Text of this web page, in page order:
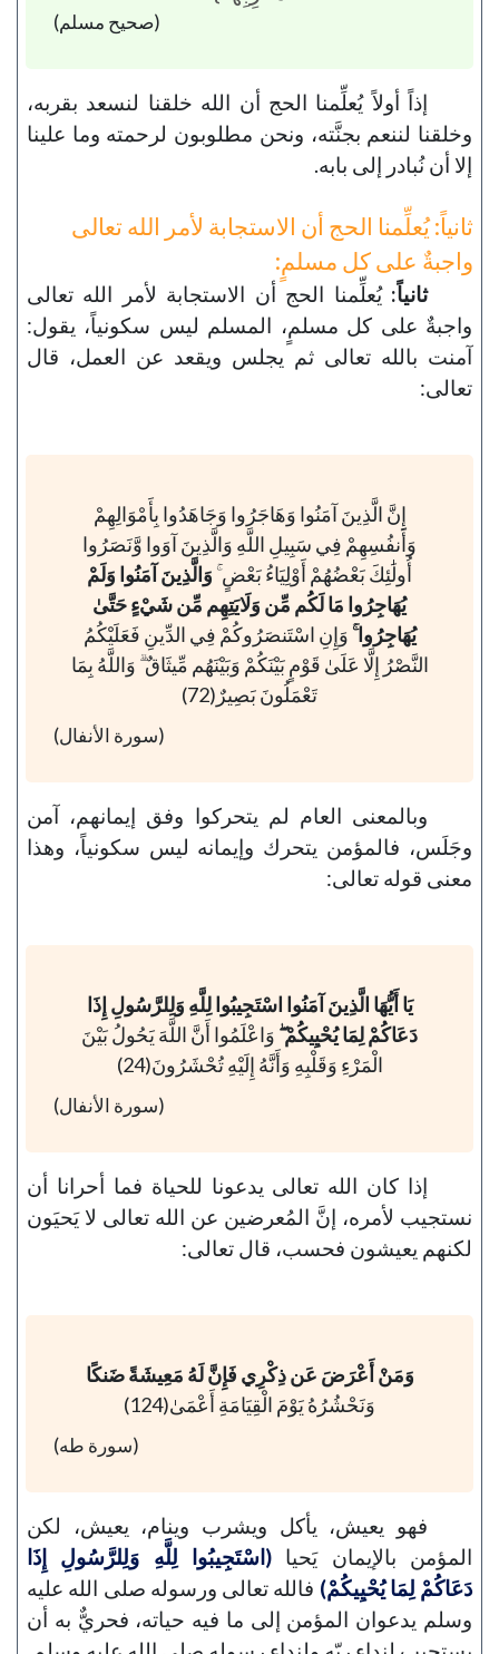
(صحيح مسلم)
إذاً أولاً يُعلِّمنا الحج أن الله خلقنا لنسعد بقربه،
وخلقنا لننعم بجنَّته، ونحن مطلوبون لرحمته وما علينا
إلا أن نُبادر إلى بابه.
ثانياً: يُعلِّمنا الحج أن الاستجابة لأمر الله تعالى
واجبةٌ على كل مسلمٍ:
ثانياً:يُعلِّمنا الحج أن الاستجابة لأمر الله تعالى
واجبةٌ على كل مسلمٍ، المسلم ليس سكونياً، يقول:
آمنت بالله تعالى ثم يجلس ويقعد عن العمل، قال
تعالى:
إِنَّ الَّذِينَ آمَنُوا وَهَاجَرُوا وَجَاهَدُوا بِأَمْوَالِهِمْ
وَأَنفُسِهِمْ فِي سَبِيلِ اللَّهِ وَالَّذِينَ آوَوا وَّنَصَرُوا
أُولَٰئِكَ بَعْضُهُمْ أَوْلِيَاءُ بَعْضٍ ۚ وَالَّذِينَ آمَنُوا وَلَمْ
يُهَاجِرُوا مَا لَكُم مِّن وَلَايَتِهِم مِّن شَيْءٍ حَتَّىٰ
يُهَاجِرُوا ۚ وَإِنِ اسْتَنصَرُوكُمْ فِي الدِّينِ فَعَلَيْكُمُ
النَّصْرُ إِلَّا عَلَىٰ قَوْمٍ بَيْنَكُمْ وَبَيْنَهُم مِّيثَاقٌ ۗ وَاللَّهُ بِمَا
تَعْمَلُونَ بَصِيرٌ(72)
(سورة الأنفال)
وبالمعنى العام لم يتحركوا وفق إيمانهم، آمن
وجَلَس، فالمؤمن يتحرك وإيمانه ليس سكونياً، وهذا
معنى قوله تعالى:
يَا أَيُّهَا الَّذِينَ آمَنُوا اسْتَجِيبُوا لِلَّهِ وَلِلرَّسُولِ إِذَا
دَعَاكُمْ لِمَا يُحْيِيكُمْ ۖ وَاعْلَمُوا أَنَّ اللَّهَ يَحُولُ بَيْنَ
الْمَرْءِ وَقَلْبِهِ وَأَنَّهُ إِلَيْهِ تُحْشَرُونَ(24)
(سورة الأنفال)
إذا كان الله تعالى يدعونا للحياة فما أحرانا أن
نستجيب لأمره، إنَّ المُعرضين عن الله تعالى لا يَحيَون
لكنهم يعيشون فحسب، قال تعالى:
وَمَنْ أَعْرَضَ عَن ذِكْرِي فَإِنَّ لَهُ مَعِيشَةً ضَنكًا
وَنَحْشُرُهُ يَوْمَ الْقِيَامَةِ أَعْمَىٰ(124)
(سورة طه)
فهو يعيش، يأكل ويشرب وينام، يعيش، لكن
المؤمن بالإيمان يَحيا (اسْتَجِيبُوا لِلَّهِ وَلِلرَّسُولِ إِذَا
دَعَاكُمْ لِمَا يُحْيِيكُمْ) فالله تعالى ورسوله صلى الله عليه
وسلم يدعوان المؤمن إلى ما فيه حياته، فحريٌّ به أن